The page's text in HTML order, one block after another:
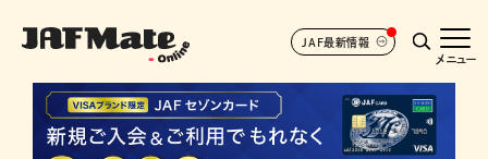
JAF最新情報
メニュー